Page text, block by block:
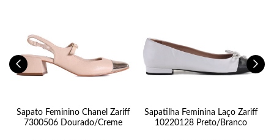
Sapato Feminino Chanel Zariff
7300506 Dourado/Creme
Sapatilha Feminina Laço Zariff
10220128 Preto/Branco